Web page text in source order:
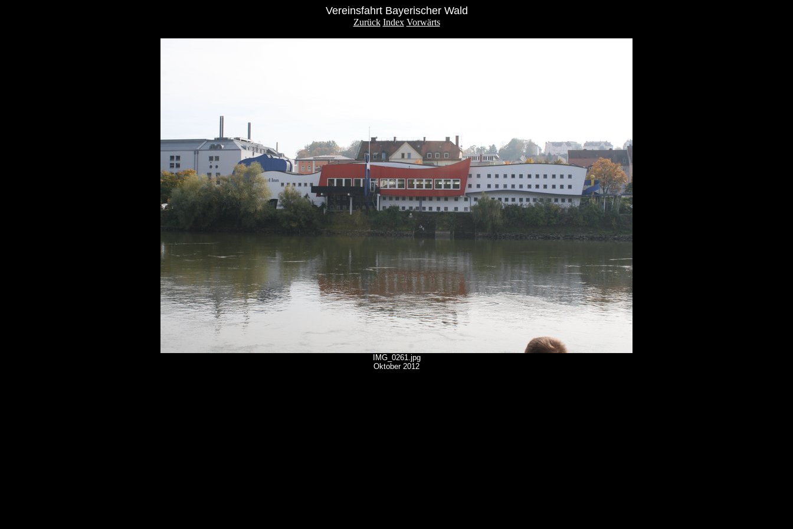
Vereinsfahrt Bayerischer Wald
Zurück Index Vorwärts
IMG_0261.jpg
Oktober 2012